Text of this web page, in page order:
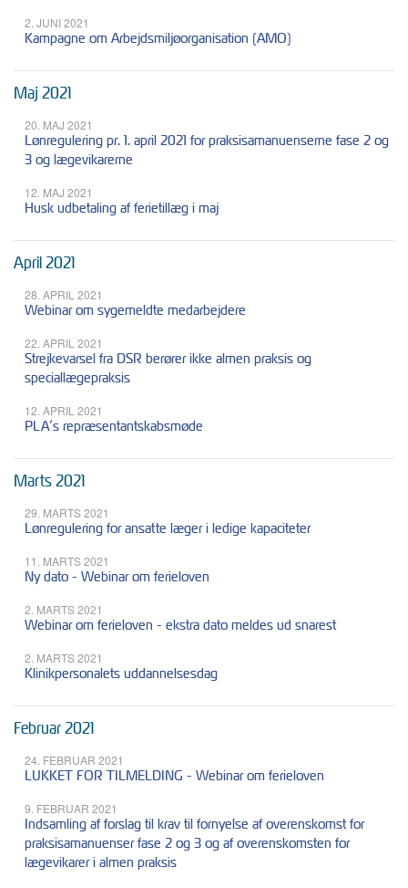
2. JUNI 2021
Kampagne om Arbejdsmiljøorganisation (AMO)
Maj 2021
20. MAJ 2021
Lønregulering pr. 1. april 2021 for praksisamanuenserne fase 2 og
3 og lægevikarerne
12. MAJ 2021
Husk udbetaling af ferietillæg i maj
April 2021
28. APRIL 2021
Webinar om sygemeldte medarbejdere
22. APRIL 2021
Strejkevarsel fra DSR berører ikke almen praksis og
speciallægepraksis
12. APRIL 2021
PLA’s repræsentantskabsmøde
Marts 2021
29. MARTS 2021
Lønregulering for ansatte læger i ledige kapaciteter
11. MARTS 2021
Ny dato - Webinar om ferieloven
2. MARTS 2021
Webinar om ferieloven - ekstra dato meldes ud snarest
2. MARTS 2021
Klinikpersonalets uddannelsesdag
Februar 2021
24. FEBRUAR 2021
LUKKET FOR TILMELDING - Webinar om ferieloven
9. FEBRUAR 2021
Indsamling af forslag til krav til fornyelse af overenskomst for
praksisamanuenser fase 2 og 3 og af overenskomsten for
lægevikarer i almen praksis